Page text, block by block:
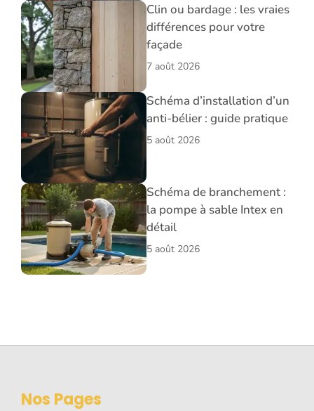
Clin ou bardage : les vraies
différences pour votre
façade
7 août 2026
Schéma d’installation d’un
anti-bélier : guide pratique
5 août 2026
Schéma de branchement :
la pompe à sable Intex en
détail
5 août 2026
Nos Pages